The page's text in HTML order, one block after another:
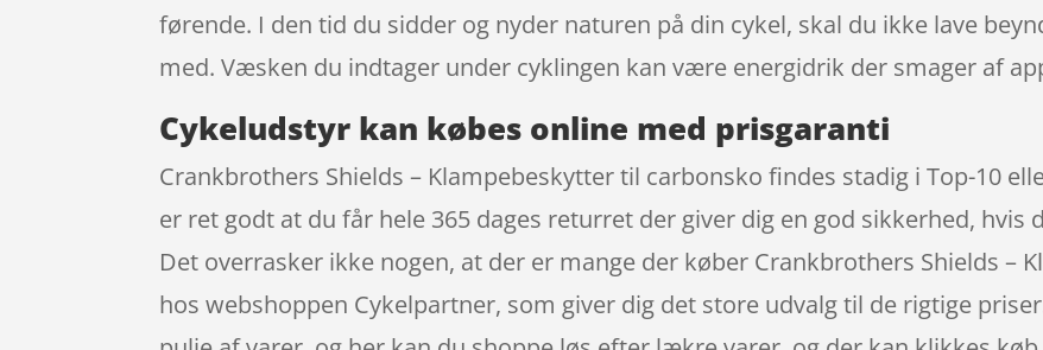
førende. I den tid du sidder og nyder naturen på din cykel, skal du ikke lave
med. Væsken du indtager under cyklingen kan være energidrik der smager af
Cykeludstyr kan købes online med prisgaranti
Crankbrothers Shields – Klampebeskytter til carbonsko findes stadig i Top-10
er ret godt at du får hele 365 dages returret der giver dig en god sikkerhed, hvis
Det overrasker ikke nogen, at der er mange der køber Crankbrothers Shields –
hos webshoppen Cykelpartner, som giver dig det store udvalg til de rigtige